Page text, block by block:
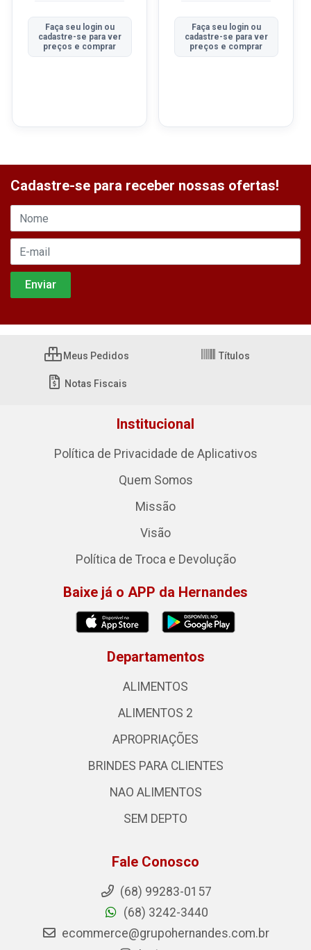
Faça seu login ou
cadastre-se para ver
preços e comprar
Faça seu login ou
cadastre-se para ver
preços e comprar
Cadastre-se para receber nossas ofertas!
Meus Pedidos Títulos
Notas Fiscais
Institucional
Política de Privacidade de Aplicativos
Quem Somos
Missão
Visão
Política de Troca e Devolução
Baixe já o APP da Hernandes
Departamentos
ALIMENTOS
ALIMENTOS 2
APROPRIAÇÕES
BRINDES PARA CLIENTES
NAO ALIMENTOS
SEM DEPTO
Fale Conosco
(68) 99283-0157
(68) 3242-3440
ecommerce@grupohernandes.com.br